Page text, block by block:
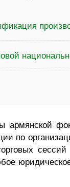
армянской
по